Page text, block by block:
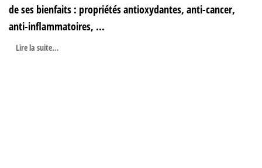
de ses bienfaits : propriétés antioxydantes, anti-cancer,
anti-inflammatoires, ...
Lire la suite…